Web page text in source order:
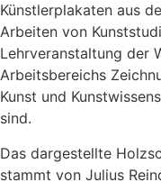
Künstlerplakaten aus
Arbeiten von
Lehr­ver­an­stal­tung der
Arbeitsbereichs
Kunst und
sind.
Das dargestellte
stammt von Julius